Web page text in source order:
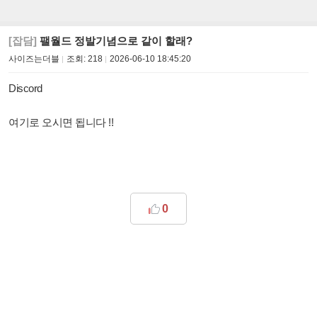
[잡담] 팰월드 정발기념으로 같이 할래?
사이즈는더블 조회: 218 2026-06-10 18:45:20
Discord
여기로 오시면 됩니다 !!
0